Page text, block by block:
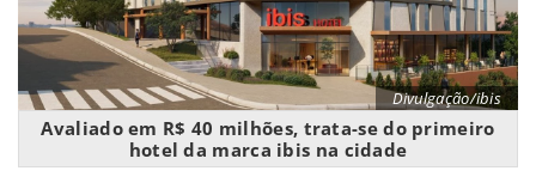
Divulgação/ibis
Avaliado em R$ 40 milhões, trata-se do primeiro
hotel da marca ibis na cidade